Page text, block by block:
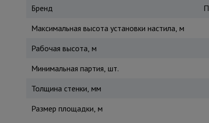
Бренд
Максимальная высота установки настила, м
Рабочая высота, м
Минимальная партия, шт.
Толщина стенки, мм
Размер площадки, м